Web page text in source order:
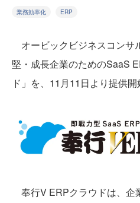
業務効率化 ERP
オービックビジネスコンサ
堅・成長企業のためのSaaS
ド」を、11月11日より提供開
奉行V ERPクラウドは、企